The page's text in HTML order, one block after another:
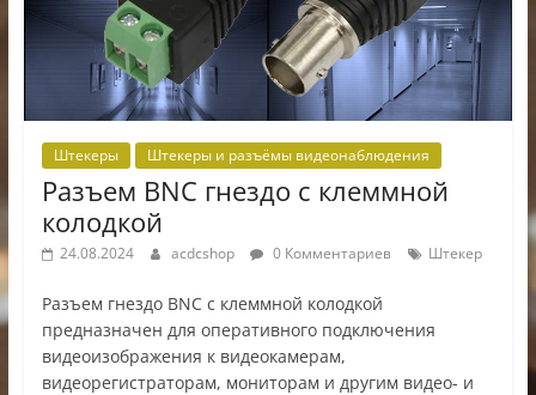
Штекеры Штекеры и разъёмы видеонаблюдения
Разъем BNC гнездо с клеммной
колодкой
24.08.2024 acdcshop 0 Комментариев Штекер
Разъем гнездо BNC с клеммной колодкой
предназначен для оперативного подключения
видеоизображения к видеокамерам,
видеорегистраторам, мониторам и другим видео- и